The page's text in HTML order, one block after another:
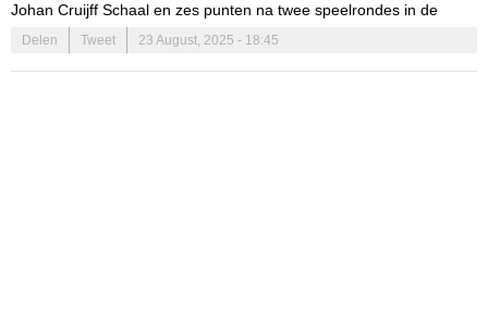
Johan Cruijff Schaal en zes punten na twee speelrondes in de
eredivisie. De Eindhovenaren vervolgen de competitie vanavond
met een thuiswedstrijd tegen FC Groningen, dat vorige week won
Delen Tweet 23 August, 2025 - 18:45